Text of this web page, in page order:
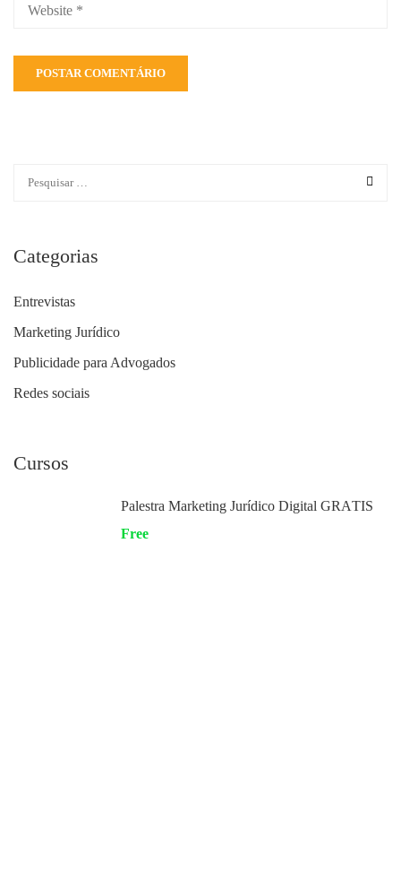
Categorias
Entrevistas
Marketing Jurídico
Publicidade para Advogados
Redes sociais
Cursos
Palestra Marketing Jurídico Digital GRÁTIS
Free